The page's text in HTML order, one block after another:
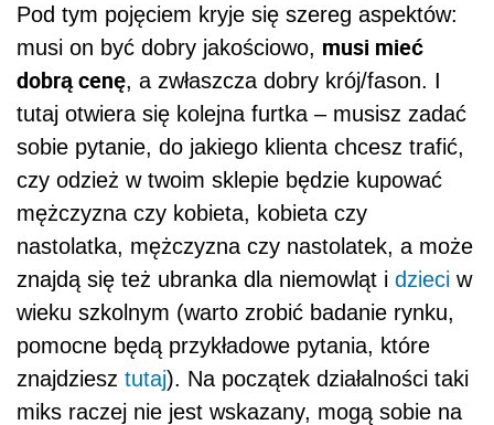
Pod tym pojęciem kryje się szereg aspektów:
musi on być dobry jakościowo, musi mieć
dobrą cenę, a zwłaszcza dobry krój/fason. I
tutaj otwiera się kolejna furtka – musisz zadać
sobie pytanie, do jakiego klienta chcesz trafić,
czy odzież w twoim sklepie będzie kupować
mężczyzna czy kobieta, kobieta czy
nastolatka, mężczyzna czy nastolatek, a może
znajdą się też ubranka dla niemowląt i dzieci w
wieku szkolnym (warto zrobić badanie rynku,
pomocne będą przykładowe pytania, które
znajdziesz tutaj). Na początek działalności taki
miks raczej nie jest wskazany, mogą sobie na